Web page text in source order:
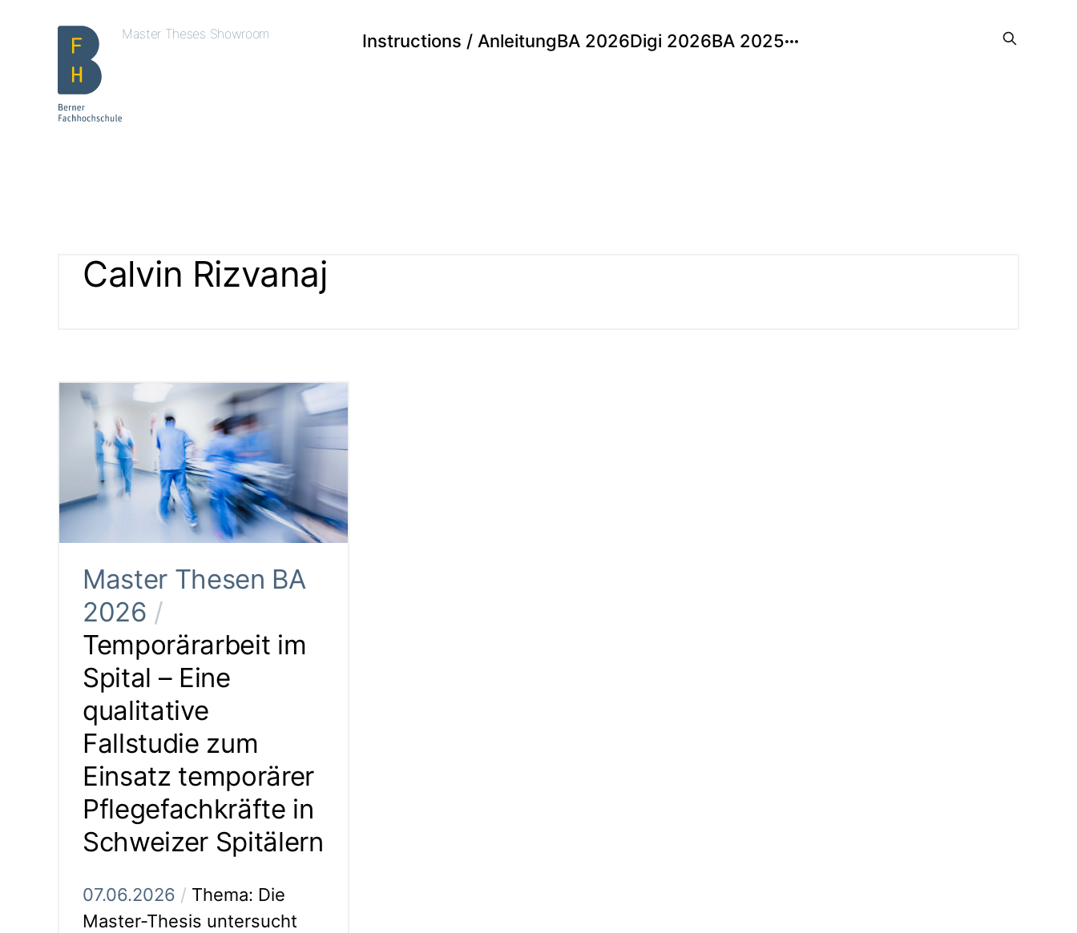
Master Theses Showroom Instructions / AnleitungBA 2026Digi 2026BA 2025
Calvin Rizvanaj
Master Thesen BA
2026 /
Temporärarbeit im
Spital – Eine
qualitative
Fallstudie zum
Einsatz temporärer
Pflegefachkräfte in
Schweizer Spitälern
07.06.2026 / Thema: Die
Master-Thesis untersucht